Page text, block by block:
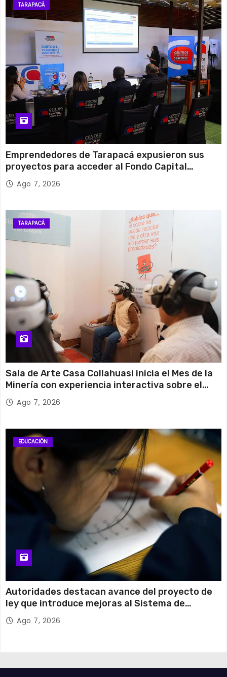
TARAPACÁ
Emprendedores de Tarapacá expusieron sus
proyectos para acceder al Fondo Capital
Semilla de SERCOTEC
Ago 7, 2026
TARAPACÁ
Sala de Arte Casa Collahuasi inicia el Mes de la
Minería con experiencia interactiva sobre el
cobreAgo 7, 2026
EDUCACIÓN
Autoridades destacan avance del proyecto de
ley que introduce mejoras al Sistema de
Admisión Escolar
Ago 7, 2026